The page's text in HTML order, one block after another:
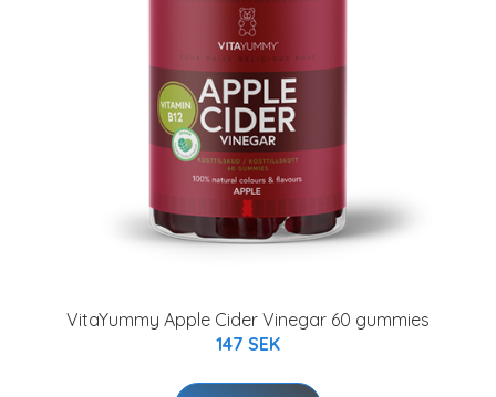
VitaYummy Apple Cider Vinegar 60 gummies
147 SEK